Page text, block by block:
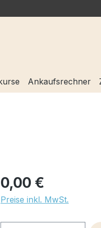
Ankaufsrechner
0,00 €
Preise inkl. MwSt.